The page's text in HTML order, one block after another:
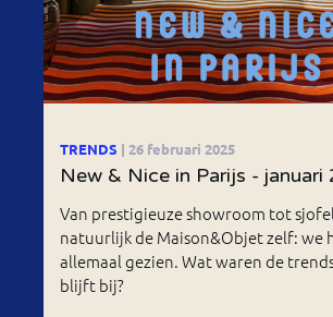
TRENDS | 26 februari 2025
New & Nice in Parijs - januari
Van prestigieuze showroom tot
natuurlijk de Maison&Objet zelf: we
allemaal gezien. Wat waren de
blijft bij?